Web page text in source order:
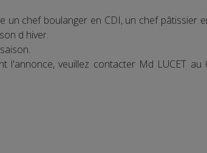
un chef boulanger en CDI, un chef pâtissier
d hiver.
l'annonce, veuillez contacter Md LUCET